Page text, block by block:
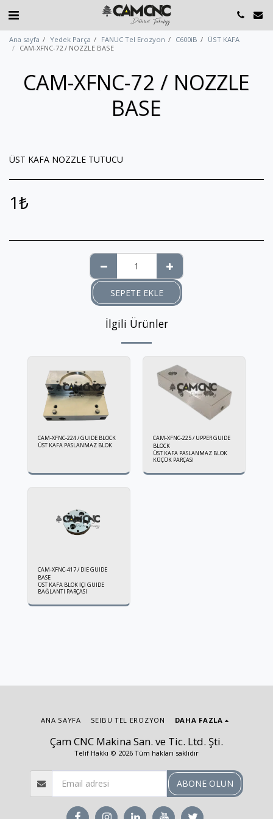
Ana sayfa Yedek Parça FANUC Tel Erozyon C600iB
ÜST KAFA
CAM-XFNC-72 / NOZZLE BASE
CAM-XFNC-72 / NOZZLE
BASE
ÜST KAFA NOZZLE TUTUCU
1₺
SEPETE EKLE
İlgili Ürünler
CAM-XFNC-224 / GUIDE BLOCK
ÜST KAFA PASLANMAZ BLOK
CAM-XFNC-225 / UPPER GUIDE
BLOCK
ÜST KAFA PASLANMAZ BLOK
KÜÇÜK PARÇASI
CAM-XFNC-417 / DIE GUIDE
BASE
ÜST KAFA BLOK İÇİ GUIDE
BAĞLANTI PARÇASI
Çam CNC Makina San. ve Tic. Ltd. Şti.
Telif Hakkı © 2026 Tüm hakları saklıdır
ANA SAYFA SEIBU TEL EROZYON DAHA FAZLA
ABONE OLUN